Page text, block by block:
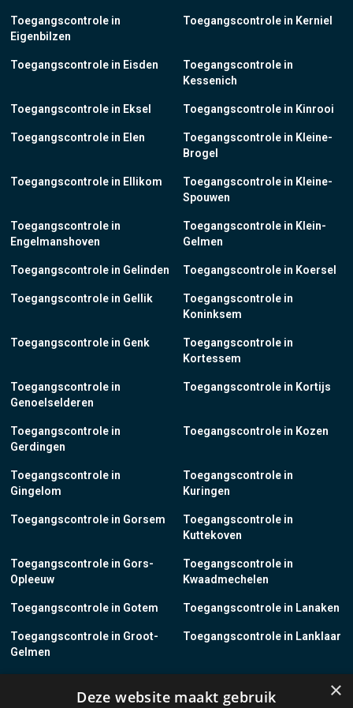
Toegangscontrole in
Eigenbilzen
Toegangscontrole in Eisden
Toegangscontrole in Eksel
Toegangscontrole in Elen
Toegangscontrole in Ellikom
Toegangscontrole in
Engelmanshoven
Toegangscontrole in Gelinden
Toegangscontrole in Gellik
Toegangscontrole in Genk
Toegangscontrole in
Genoelselderen
Toegangscontrole in
Gerdingen
Toegangscontrole in
Gingelom
Toegangscontrole in Gorsem
Toegangscontrole in Gors-
Opleeuw
Toegangscontrole in Gotem
Toegangscontrole in Groot-
Gelmen
Toegangscontrole in Kerniel
Toegangscontrole in
Kessenich
Toegangscontrole in Kinrooi
Toegangscontrole in Kleine-
Brogel
Toegangscontrole in Kleine-
Spouwen
Toegangscontrole in Klein-
Gelmen
Toegangscontrole in Koersel
Toegangscontrole in
Koninksem
Toegangscontrole in
Kortessem
Toegangscontrole in Kortijs
Toegangscontrole in Kozen
Toegangscontrole in
Kuringen
Toegangscontrole in
Kuttekoven
Toegangscontrole in
Kwaadmechelen
Toegangscontrole in Lanaken
Toegangscontrole in Lanklaar
×
Deze website maakt gebruik